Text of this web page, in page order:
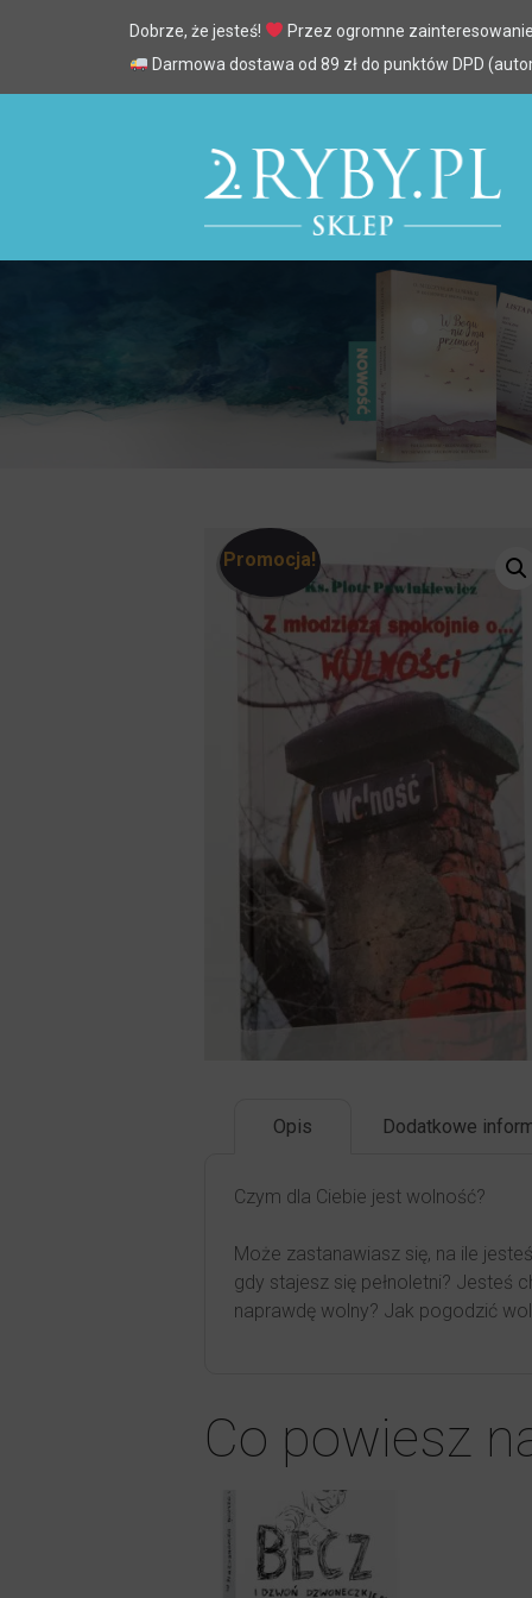
Dobrze, że jesteś! Przez ogromne
Darmowa dostawa od 89 zł do punktów DPD
Promocja!
Opis Dodatkowe
Czym dla Ciebie jest wolność?
Może zastanawiasz się, na ile
gdy stajesz się pełnoletni? Jesteś
naprawdę wolny? Jak pogodzić
Co powiesz